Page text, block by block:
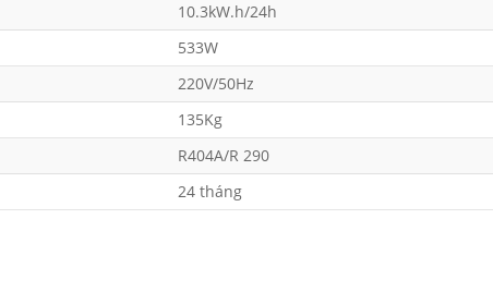
10.3kW.h/24h
533W
220V/50Hz
135Kg
R404A/R 290
24 tháng